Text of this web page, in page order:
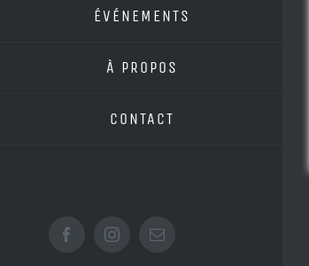
ÉVÉNEMENTS
À PROPOS
CONTACT
FacebookInstagramEmail